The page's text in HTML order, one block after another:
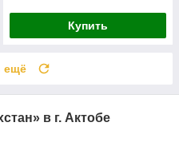
Купить
ещё
в г. Актобе